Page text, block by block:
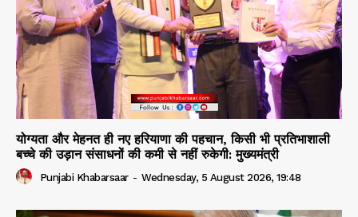
योग्यता और मेहनत ही नए हरियाणा की पहचान, किसी भी प्रतिभाशाली
बच्चे की उड़ान संसाधनों की कमी से नहीं रुकेगी: मुख्यमंत्री
Punjabi Khabarsaar - Wednesday, 5 August 2026, 19:48